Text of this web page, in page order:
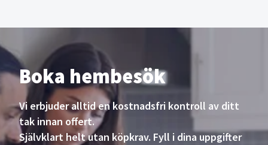
Boka hembesök
Vi erbjuder alltid en kostnadsfri kontroll av ditt
tak innan offert.
Självklart helt utan köpkrav. Fyll i dina uppgifter